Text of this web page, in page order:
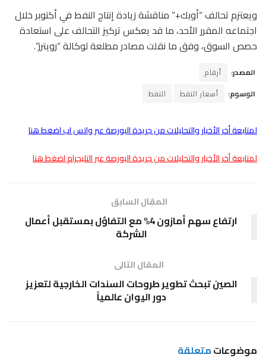
ويعتزم تحالف “أوبك+” مناقشة زيادة إنتاج النفط في أكتوبر خلال
اجتماعه المقرر الأحد، ما قد يعكس تركيز التحالف على استعادة
حصص السوق، وفق ما نقلت مصادر مطلعة لوكالة “رويترز”.
المصدر:
أرقام
الوسوم:
أسعار النفط النفط
لمتابعة أخر الأخبار والتحليلات من جريدة البورصة عبر واتس اب اضغط هنا
لمتابعة أخر الأخبار والتحليلات من جريدة البورصة عبر التليجرام اضغط هنا
المقال السابق
ارتفاع سهم أمازون 4% مع التفاؤل بمستقبل أعمال
الشركة
المقال التالى
الصين تبحث تطوير طروحات السندات الخارجية لتعزيز
دور اليوان عالمياً
موضوعاتمتعلقة